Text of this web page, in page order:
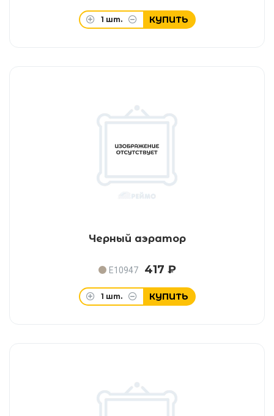
1 шт. КУПИТЬ
Черный аэратор
E10947 417 ₽
1 шт. КУПИТЬ